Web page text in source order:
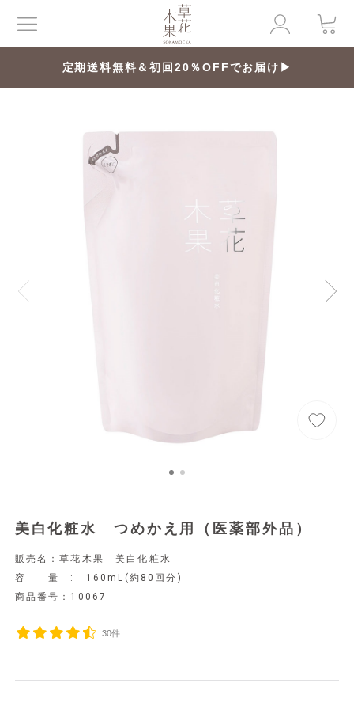
定期送料無料＆初回20％OFFでお届け▶
美白化粧水 つめかえ用（医薬部外品）
販売名：草花木果 美白化粧水
容 量 : 160mL(約80回分)
商品番号： 10067
30件